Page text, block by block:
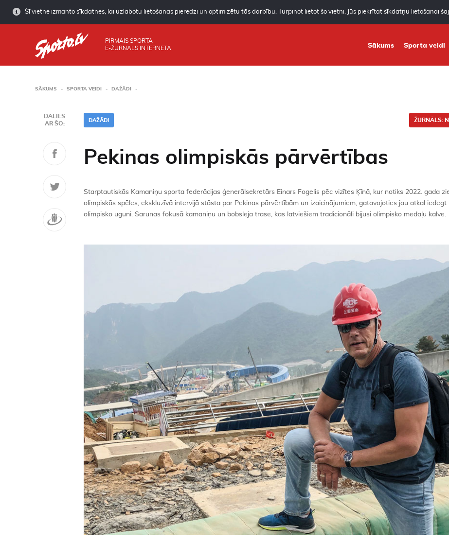
Šī vietne izmanto sīkdatnes, lai uzlabotu lietošanas pieredzi un optimizētu tās darbību. Turpinot lietot šo vietni, Jūs piekrītat sīkdatņu lietošanai
PIRMAIS SPORTA
E-ŽURNĀLS INTERNETĀ
Sākums Sporta veidi
SĀKUMS SPORTA VEIDI DAŽĀDI
DALIES
AR ŠO:
DAŽĀDI ŽURNĀLS:
Pekinas olimpiskās pārvērtības
Starptautiskās Kamaniņu sporta federācijas ģenerālsekretārs Einars Fogelis pēc vizītes Ķīnā, kur notiks 2022. gada
olimpiskās spēles, ekskluzīvā intervijā stāsta par Pekinas pārvērtībām un izaicinājumiem, gatavojoties jau atkal iedegt
olimpisko uguni. Sarunas fokusā kamaniņu un bobsleja trase, kas latviešiem tradicionāli bijusi olimpisko medaļu kalve.